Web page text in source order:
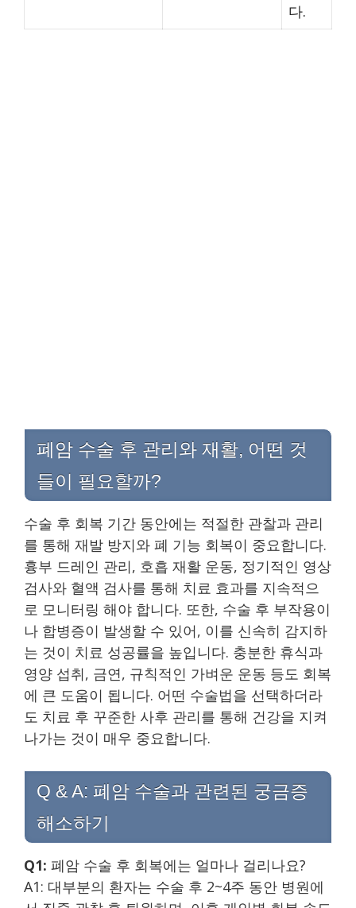
다.
폐암 수술 후 관리와 재활, 어떤 것
들이 필요할까?
수술 후 회복 기간 동안에는 적절한 관찰과 관리
를 통해 재발 방지와 폐 기능 회복이 중요합니다.
흉부 드레인 관리, 호흡 재활 운동, 정기적인 영상
검사와 혈액 검사를 통해 치료 효과를 지속적으
로 모니터링 해야 합니다. 또한, 수술 후 부작용이
나 합병증이 발생할 수 있어, 이를 신속히 감지하
는 것이 치료 성공률을 높입니다. 충분한 휴식과
영양 섭취, 금연, 규칙적인 가벼운 운동 등도 회복
에 큰 도움이 됩니다. 어떤 수술법을 선택하더라
도 치료 후 꾸준한 사후 관리를 통해 건강을 지켜
나가는 것이 매우 중요합니다.
Q & A: 폐암 수술과 관련된 궁금증
해소하기
Q1: 폐암 수술 후 회복에는 얼마나 걸리나요?
A1: 대부분의 환자는 수술 후 2~4주 동안 병원에